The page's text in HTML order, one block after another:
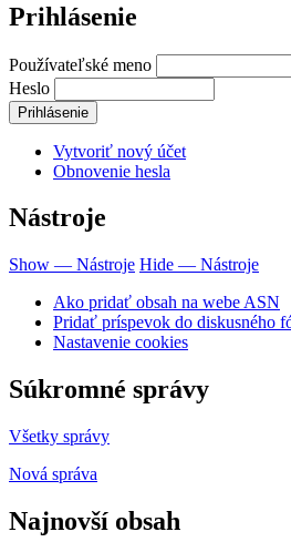
Prihlásenie
Používateľské meno
Heslo
Vytvoriť nový účet
Obnovenie hesla
Nástroje
Show — Nástroje Hide — Nástroje
Ako pridať obsah na webe ASN
Pridať príspevok do diskusného
Nastavenie cookies
Súkromné správy
Všetky správy
Nová správa
Najnovší obsah